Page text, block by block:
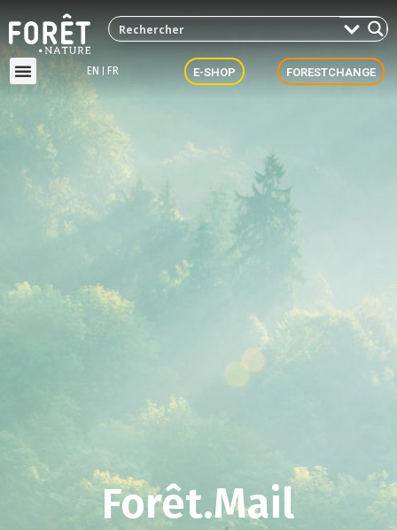
EN FR E-SHOP FORESTCHANGE
Forêt.Mail